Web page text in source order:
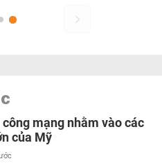
mạng nhằm vào các
của Mỹ